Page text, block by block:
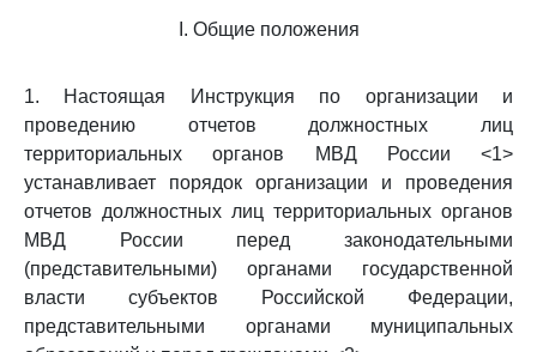
I. Общие положения
1. Настоящая Инструкция по организации и
проведению отчетов должностных лиц
территориальных органов МВД России <1>
устанавливает порядок организации и проведения
отчетов должностных лиц территориальных органов
МВД России перед законодательными
(представительными) органами государственной
власти субъектов Российской Федерации,
представительными органами муниципальных